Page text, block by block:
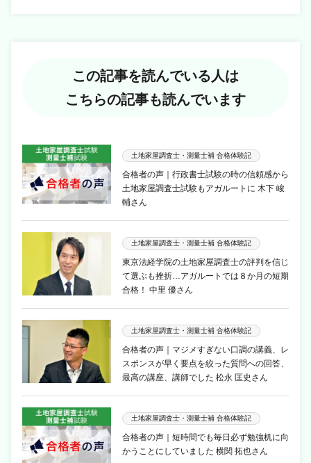
この記事を読んでいる人は
こちらの記事も読んでいます
土地家屋調査士・測量士補 合格体験記
合格者の声｜行政書士試験の時の信頼感から
土地家屋調査士試験もアガルートに 木下 峻
輔さん
土地家屋調査士・測量士補 合格体験記
東京法経学院の土地家屋調査士の評判を信じ
て選ぶも挫折…アガルートでは８か月の短期
合格！ 中里 優さん
土地家屋調査士・測量士補 合格体験記
合格者の声｜マジメすぎない口調の講義、レ
スポンスが早く要点を絞った質問への回答、
最高の講座、講師でした 松永 匡史さん
土地家屋調査士・測量士補 合格体験記
合格者の声｜短時間でも毎日必ず勉強机に向
かうことにしていました 横関 拓也さん